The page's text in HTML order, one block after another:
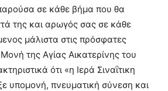
παρούσα σε κάθε βήμα που θα
της και αρωγός σας σε κάθε
μάλιστα στις πρόσφατες
Μονή της Αγίας Αικατερίνης του
ότι «η Ιερά Σιναΐτικη
υπομονή, πνευματική σύνεση και